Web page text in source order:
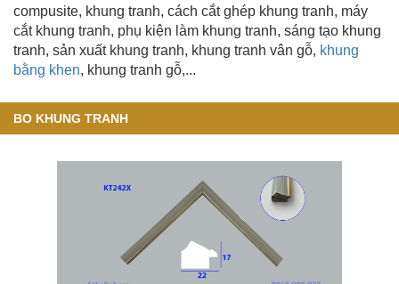
compusite, khung tranh, cách cắt ghép khung tranh, máy
cắt khung tranh, phụ kiện làm khung tranh, sáng tạo khung
tranh, sản xuất khung tranh, khung tranh vân gỗ, khung
bằng khen, khung tranh gỗ,...
BO KHUNG TRANH